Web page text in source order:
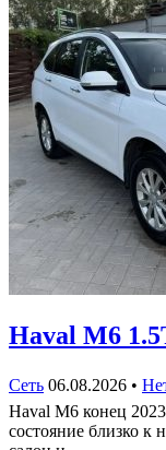
Haval M6
Сеть 06.08.2026 •
Haval M6 конец
состояние близко к